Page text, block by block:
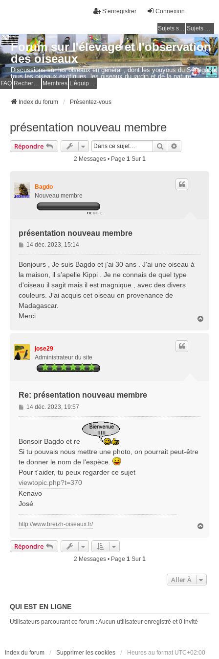
Connexion
S’enregistrer
Sujets sans réponse Sujets actifs
Forum sur l'élevage et l'observation
des oiseaux
Discussions sur les oiseaux en général , dont les youyous du Sénégal et
tous les oiseaux exotiques, les oiseaux du jardin et de la nature.
Questions, photos, expériences.
FAQ Membres
Index du forum Présentez-vous
présentation nouveau membre
Répondre Rechercher
2 Messages • Page 1 Sur 1
Bagdo
Nouveau membre
présentation nouveau membre
M
e
s
g
e
14 déc. 2023, 15:14
Bonjours , Je suis Bagdo et j'ai 30 ans . J'ai une oiseau à
la maison, il s'apelle Kippi . Je ne connais de quel type
d'oiseau il sagit mais il est magnique , avec des divers
couleurs. J'ai acquis cet oiseau en provenance de
Madagascar.
Merci
jose29
Administrateur du site
Re: présentation nouveau membre
M
e
a
g
e
14 déc. 2023, 19:57
Bonsoir Bagdo et re
Si tu pouvais nous mettre une photo, on pourrait peut-être
te donner le nom de l'espèce.
Pour t'aider, tu peux regarder ce sujet
viewtopic.php?t=370
Kenavo
José
http://www.breizh-oiseaux.fr/
Répondre
2 Messages • Page 1Sur 1
Aller À
QUI EST EN LIGNE
Utilisateurs parcourant ce forum : Aucun utilisateur enregistré et 0 invité
Index du forum Supprimer les cookies Heures au format UTC+02:00